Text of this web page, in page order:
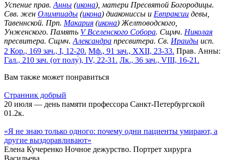
Успение прав. Анны (икона), матери Пресвятой Богородицы.
Свв. жен Олимпиады (икона) диакониссы и Евпраксии девы,
Тавеннской. Прп. Макария (икона) Желтоводского,
Унженского. Память V Вселенского Собора. Сщмч. Николая
пресвитера. Сщмч. Александра пресвитера. Св. Ираиды исп.
2 Кор., 169 зач., I, 12-20. Мф., 91 зач., XXII, 23-33. Прав. Анны:
Гал., 210 зач. (от полу́), IV, 22-31. Лк., 36 зач., VIII, 16-21.
Вам также может понравиться
Странник добрый
20 июля — день памяти профессора Санкт-Петербургской
01.2к.
«Я не знаю только одного: почему одни пациенты умирают, а
другие выздоравливают»
Елена Кучеренко Ночное дежурство. Портрет хирурга